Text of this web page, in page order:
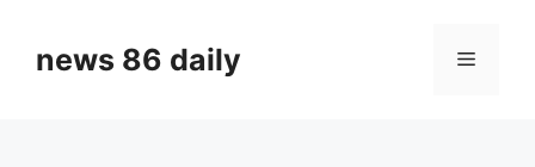
contentnews 86 daily Menu